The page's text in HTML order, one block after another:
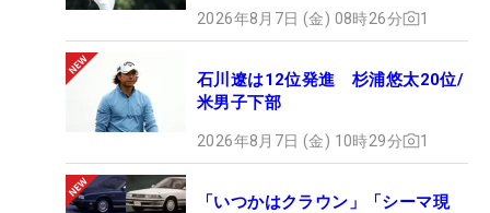
2026年8月7日 (金) 08時26分 1
石川遼は12位発進 杉浦悠太20位/
米男子下部
2026年8月7日 (金) 10時29分 1
「いつかはクラウン」「シーマ現